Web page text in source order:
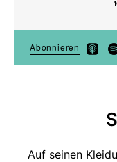
Auf seinen